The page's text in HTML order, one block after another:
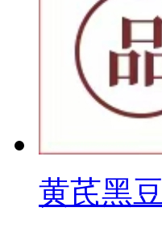
黄芪黑豆